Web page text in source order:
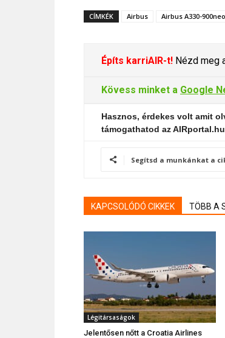
CÍMKÉK Airbus Airbus A330-900neo
Építs karriAIR-t! Nézd meg
Kövess minket a Google
Hasznos, érdekes volt amit
támogathatod az
Segítsd a munkánkat a
KAPCSOLÓDÓ CIKKEK TÖBB A
Légitársaságok
Jelentősen nőtt a Croatia Airlines